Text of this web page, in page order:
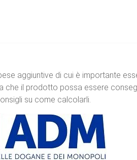
aggiuntive di cui è importante
che il prodotto possa essere
su come calcolarli.